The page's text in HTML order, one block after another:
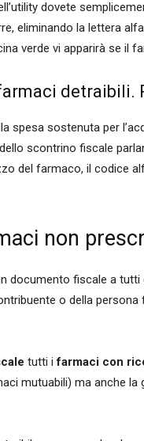
dovete
eliminando la lettera
verde vi apparirà se il
detraibili.
spesa sostenuta per
scontrino fiscale
del farmaco, il codice
non
documento fiscale a tutti
o della persona
tutti ifarmaci con
mutuabili) ma anche la